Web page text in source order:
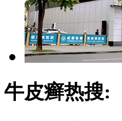
牛皮癣热搜: